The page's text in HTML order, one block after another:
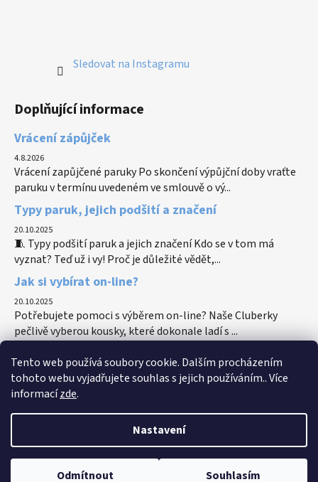
Tento web používá soubory cookie. Dalším procházením
tohoto webu vyjadřujete souhlas s jejich používáním.. Více
informacízde.
Nastavení
Odmítnout Souhlasím
Sledovat na Instagramu
Doplňující informace
Vrácení zápůjček
4.8.2026
Vrácení zapůjčené paruky Po skončení výpůjční doby vraťte
paruku v termínu uvedeném ve smlouvě o vý...
Typy paruk, jejich podšití a značení
20.10.2025
🧵 Typy podšití paruk a jejich značení Kdo se v tom má
vyznat? Teď už i vy! Proč je důležité vědět,...
Jak si vybírat on-line?
20.10.2025
Potřebujete pomoci s výběrem on-line? Naše Cluberky
pečlivě vyberou kousky, které dokonale ladí s ...
Hlavní web spolku Dobroshop MsR
Vytvořil Shoptet